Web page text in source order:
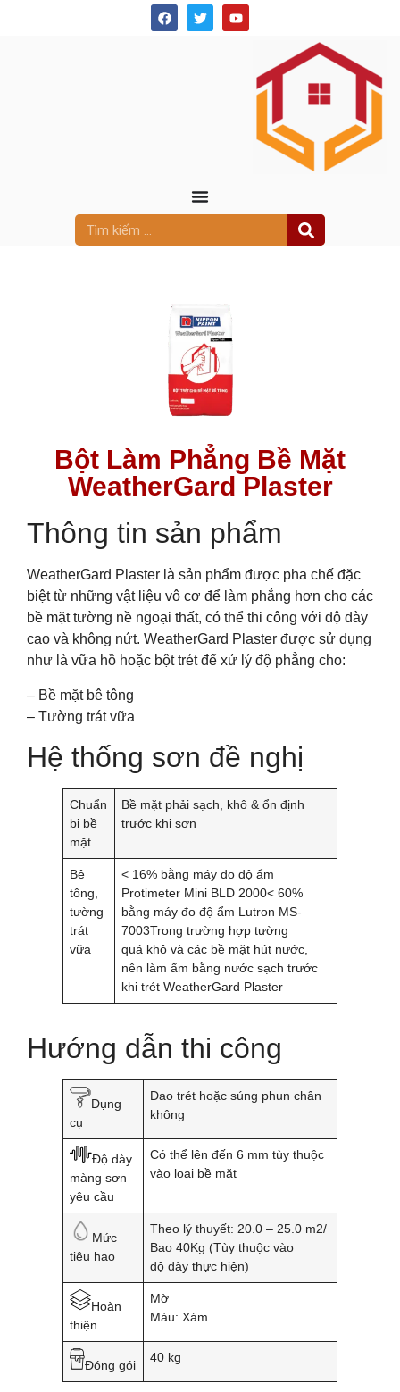
Bột Làm Phẳng Bề Mặt
WeatherGard Plaster
Thông tin sản phẩm
WeatherGard Plaster là sản phẩm được pha chế đặc
biệt từ những vật liệu vô cơ để làm phẳng hơn cho các
bề mặt tường nề ngoại thất, có thể thi công với độ dày
cao và không nứt. WeatherGard Plaster được sử dụng
như là vữa hồ hoặc bột trét để xử lý độ phẳng cho:
– Bề mặt bê tông
– Tường trát vữa
Hệ thống sơn đề nghị
Chuẩn
bị bề
mặt
Bề mặt phải sạch, khô & ổn định
trước khi sơn
Bê
tông,
tường
trát
vữa
< 16% bằng máy đo độ ẩm
Protimeter Mini BLD 2000< 60%
bằng máy đo độ ẩm Lutron MS-
7003Trong trường hợp tường
quá khô và các bề mặt hút nước,
nên làm ẩm bằng nước sạch trước
khi trét WeatherGard Plaster
Hướng dẫn thi công
Dụng
cụ
Dao trét hoặc súng phun chân
không
Độ dày
màng sơn
yêu cầu
Có thể lên đến 6 mm tùy thuộc
vào loại bề mặt
Mức
tiêu hao
Theo lý thuyết: 20.0 – 25.0 m2/
Bao 40Kg (Tùy thuộc vào
độ dày thực hiện)
Hoàn
thiện
Mờ
Màu: Xám
Đóng gói
40 kg